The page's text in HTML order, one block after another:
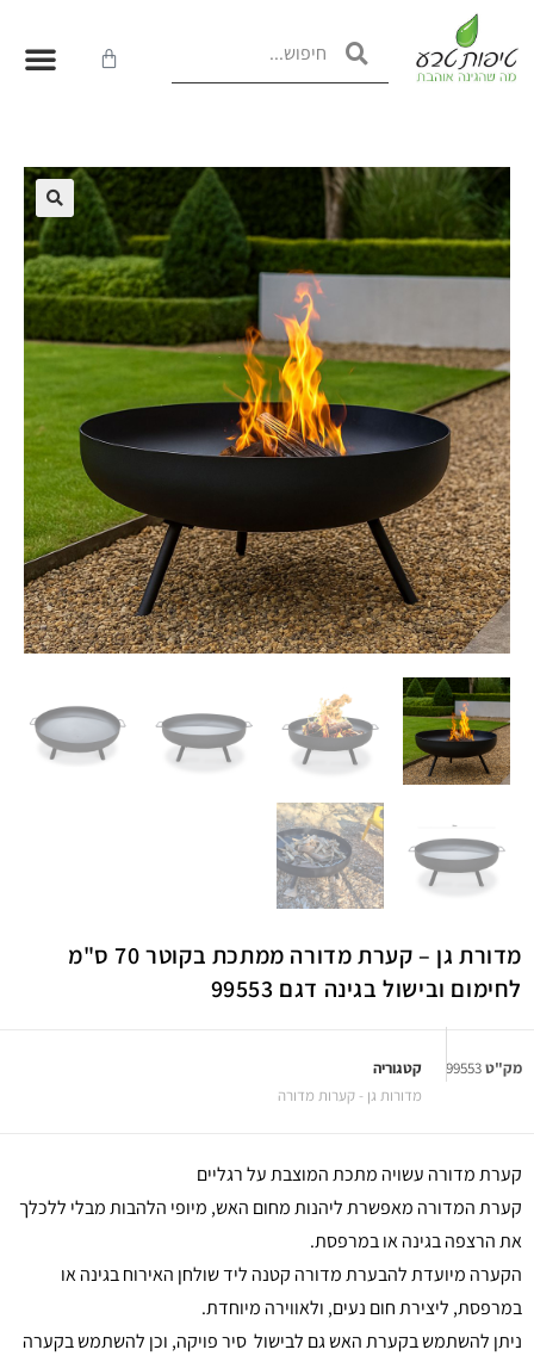
מדורת גן – קערת מדורה ממתכת בקוטר 70 ס"מ
לחימום ובישול בגינה דגם 99553
מק"ט99553
קטגוריה
מדורות גן - קערות מדורה
קערת מדורה עשויה מתכת המוצבת על רגליים
קערת המדורה מאפשרת ליהנות מחום האש, מיופי הלהבות מבלי ללכלך
את הרצפה בגינה או במרפסת.
הקערה מיועדת להבערת מדורה קטנה ליד שולחן האירוח בגינה או
במרפסת, ליצירת חום נעים, ולאווירה מיוחדת.
ניתן להשתמש בקערת האש גם לבישול סיר פויקה, וכן להשתמש בקערה